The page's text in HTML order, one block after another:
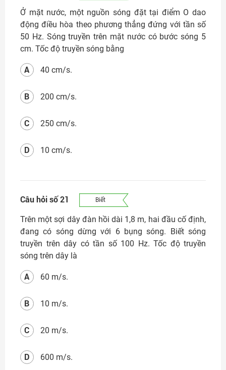
Ở mặt nước, một nguồn sóng đặt tại điểm O dao
động điều hòa theo phương thẳng đứng với tần số
50 Hz. Sóng truyền trên mặt nước có bước sóng 5
cm. Tốc độ truyền sóng bằng
40 cm/s.
A
200 cm/s.
B
250 cm/s.
C
10 cm/s.
D
Câu hỏi số 21 Biết
Trên một sợi dây đàn hồi dài 1,8 m, hai đầu cố định,
đang có sóng dừng với 6 bụng sóng. Biết sóng
truyền trên dây có tần số 100 Hz. Tốc độ truyền
sóng trên dây là
60 m/s.
A
10 m/s.
B
20 m/s.
C
600 m/s.
D